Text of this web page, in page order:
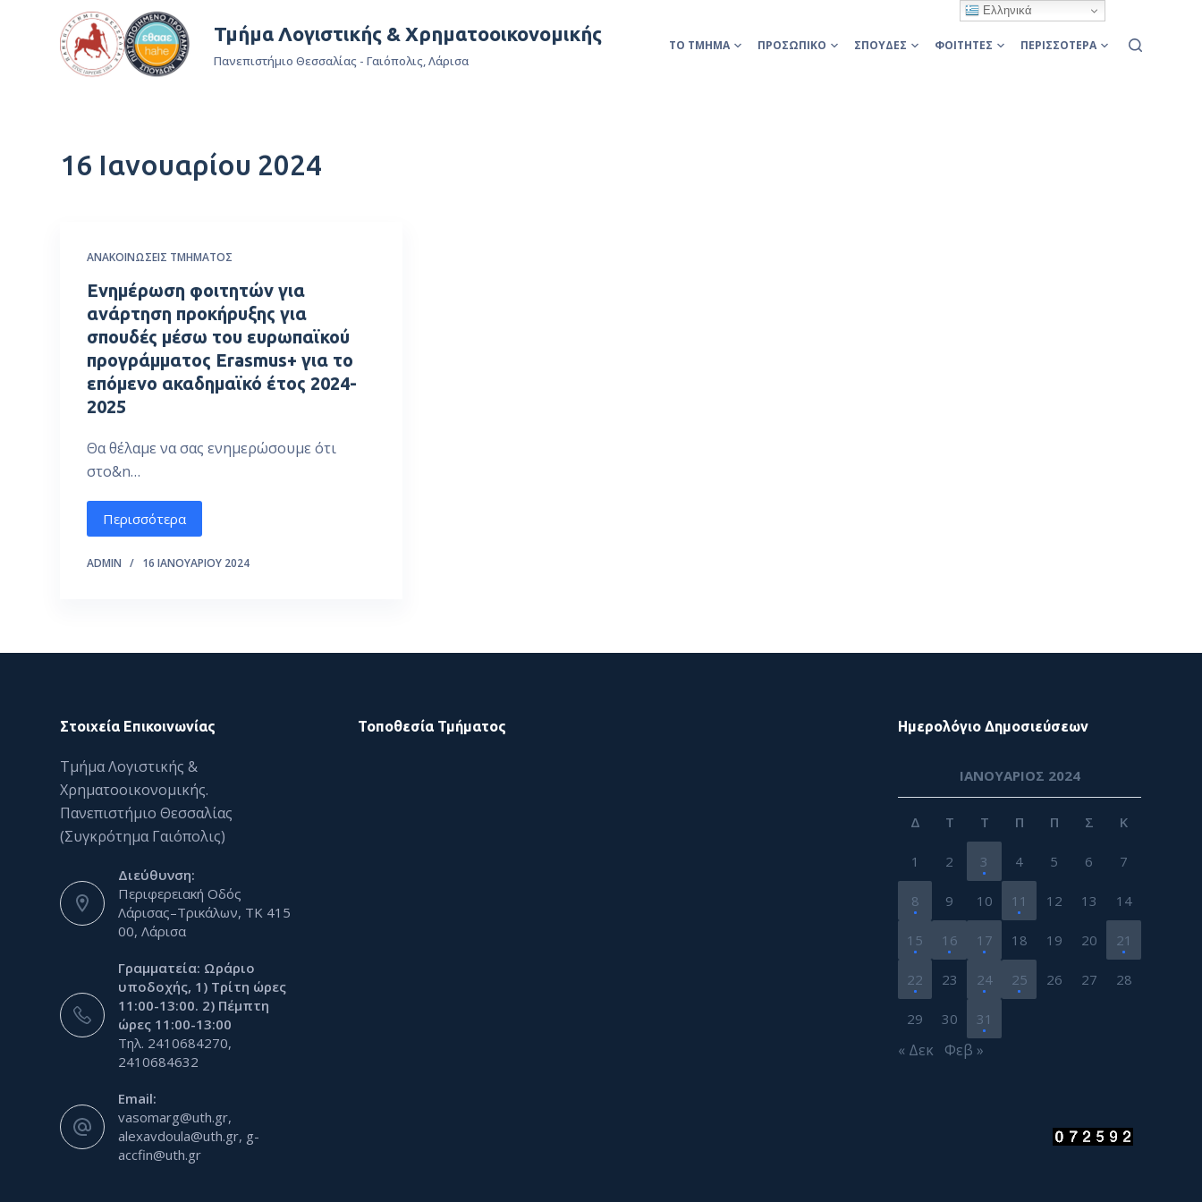
Τμήμα Λογιστικής & Χρηματοοικονομικής
Πανεπιστήμιο Θεσσαλίας - Γαιόπολις, Λάρισα
ΤΟ ΤΜΉΜΑ ΠΡΟΣΩΠΙΚΌ ΣΠΟΥΔΈΣ ΦΟΙΤΗΤΈΣ ΠΕΡΙΣΣΌΤΕΡΑ
16 Ιανουαρίου 2024
ΑΝΑΚΟΙΝΏΣΕΙΣ ΤΜΉΜΑΤΟΣ
Ενημέρωση φοιτητών για
ανάρτηση προκήρυξης για
σπουδές μέσω του ευρωπαϊκού
προγράμματος Erasmus+ για το
επόμενο ακαδημαϊκό έτος 2024-
2025
Θα θέλαμε να σας ενημερώσουμε ότι
στο&n…
Περισσότερα
ADMIN 16 ΙΑΝΟΥΑΡΊΟΥ 2024
Στοιχεία Επικοινωνίας
Τμήμα Λογιστικής &
Χρηματοοικονομικής.
Πανεπιστήμιο Θεσσαλίας
(Συγκρότημα Γαιόπολις)
Διεύθυνση:
Περιφερειακή Οδός
Λάρισας–Τρικάλων, ΤΚ 415
00, Λάρισα
Γραμματεία: Ωράριο
υποδοχής, 1) Τρίτη ώρες
11:00-13:00. 2) Πέμπτη
ώρες 11:00-13:00
Τηλ. 2410684270,
2410684632
Email:
vasomarg@uth.gr,
alexavdoula@uth.gr, g-
accfin@uth.gr
Τοποθεσία Τμήματος Ημερολόγιο Δημοσιεύσεων
ΙΑΝΟΥΆΡΙΟΣ 2024
Δ Τ Τ Π Π Σ Κ
1 2 3 4 5 6 7
8 9 10 11 12 13 14
15 16 17 18 19 20 21
22 23 24 25 26 27 28
29 30 31
« Δεκ Φεβ »
Ελληνικά